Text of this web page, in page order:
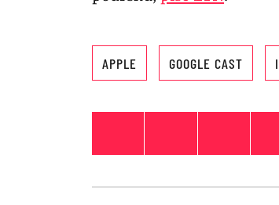
APPLE GOOGLE CAST